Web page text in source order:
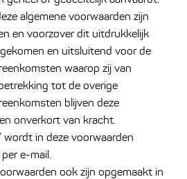
algemene voorwaarden zijn
en voorzover dit uitdrukkelijk
en uitsluitend voor de
waarop zij van
tot de overige
blijven deze
onverkort van kracht.
wordt in deze voorwaarden
e-mail.
ook zijn opgemaakt in